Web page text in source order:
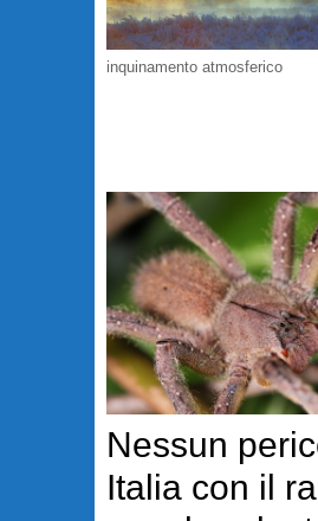
inquinamento atmosferico
Nessun
Italia con il